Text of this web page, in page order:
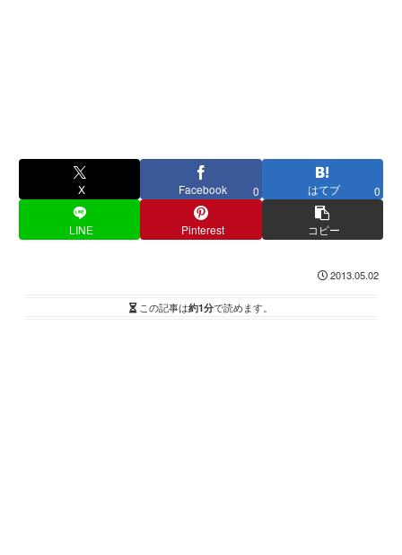
X Facebook 0 はてブ 0
LINE Pinterest コピー
2013.05.02
この記事は約1分で読めます。